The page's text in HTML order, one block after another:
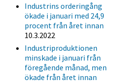
Industrins orderingång
ökade i januari med 24,9
procent från året innan
10.3.2022
Industriproduktionen
minskade i januari från
föregående månad, men
ökade från året innan